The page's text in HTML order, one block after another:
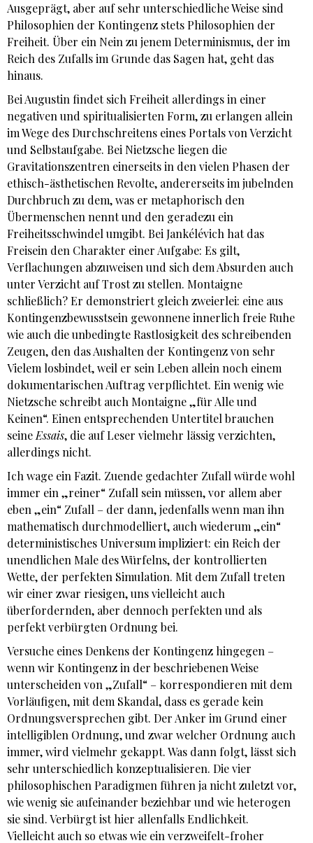
Ausgeprägt, aber auf sehr unterschiedliche Weise sind
Philosophien der Kontingenz stets Philosophien der
Freiheit. Über ein Nein zu jenem Determinismus, der im
Reich des Zufalls im Grunde das Sagen hat, geht das
hinaus.
Bei Augustin findet sich Freiheit allerdings in einer
negativen und spiritualisierten Form, zu erlangen allein
im Wege des Durchschreitens eines Portals von Verzicht
und Selbstaufgabe. Bei Nietzsche liegen die
Gravitationszentren einerseits in den vielen Phasen der
ethisch-ästhetischen Revolte, andererseits im jubelnden
Durchbruch zu dem, was er metaphorisch den
Übermenschen nennt und den geradezu ein
Freiheitsschwindel umgibt. Bei Jankélévich hat das
Freisein den Charakter einer Aufgabe: Es gilt,
Verflachungen abzuweisen und sich dem Absurden auch
unter Verzicht auf Trost zu stellen. Montaigne
schließlich? Er demonstriert gleich zweierlei: eine aus
Kontingenzbewusstsein gewonnene innerlich freie Ruhe
wie auch die unbedingte Rastlosigkeit des schreibenden
Zeugen, den das Aushalten der Kontingenz von sehr
Vielem losbindet, weil er sein Leben allein noch einem
dokumentarischen Auftrag verpflichtet. Ein wenig wie
Nietzsche schreibt auch Montaigne „für Alle und
Keinen“. Einen entsprechenden Untertitel brauchen
seineEssais, die auf Leser vielmehr lässig verzichten,
allerdings nicht.
Ich wage ein Fazit. Zuende gedachter Zufall würde wohl
immer ein „reiner“ Zufall sein müssen, vor allem aber
eben „ein“ Zufall – der dann, jedenfalls wenn man ihn
mathematisch durchmodelliert, auch wiederum „ein“
deterministisches Universum impliziert: ein Reich der
unendlichen Male des Würfelns, der kontrollierten
Wette, der perfekten Simulation. Mit dem Zufall treten
wir einer zwar riesigen, uns vielleicht auch
überfordernden, aber dennoch perfekten und als
perfekt verbürgten Ordnung bei.
Versuche eines Denkens der Kontingenz hingegen –
wenn wir Kontingenz in der beschriebenen Weise
unterscheiden von „Zufall“ – korrespondieren mit dem
Vorläufigen, mit dem Skandal, dass es gerade kein
Ordnungsversprechen gibt. Der Anker im Grund einer
intelligiblen Ordnung, und zwar welcher Ordnung auch
immer, wird vielmehr gekappt. Was dann folgt, lässt sich
sehr unterschiedlich konzeptualisieren. Die vier
philosophischen Paradigmen führen ja nicht zuletzt vor,
wie wenig sie aufeinander beziehbar und wie heterogen
sie sind. Verbürgt ist hier allenfalls Endlichkeit.
Vielleicht auch so etwas wie ein verzweifelt-froher